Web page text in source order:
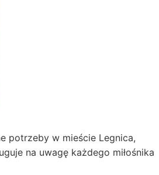
potrzeby w mieście Legnica,
na uwagę każdego miłośnika